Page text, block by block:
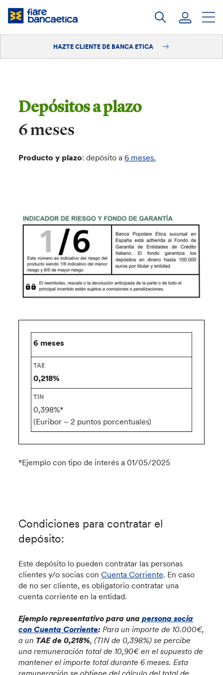
Saltar
HAZTE CLIENTE DE BANCA ETICA
Depósitos a plazo
6 meses
Producto y plazo: depósito a6 meses.
6 meses
0,218%
0,398%*
(Euribor – 2 puntos porcentuales)
*Ejemplo con tipo de interés a 01/05/2025
Condiciones para contratar el
depósito:
Este depósito lo pueden contratar las personas
clientes y/o socias conCuenta Corriente. En caso
de no ser cliente, es obligatorio contratar una
cuenta corriente en la entidad.
Ejemplo representativo para unapersona socia
con Cuenta Corriente:Para un importe de 10.000€,
a un TAE de 0,218%, (TIN de 0,398%) se percibe
una remuneración total de 10,90€ en el supuesto de
mantener el importe total durante 6 meses. Esta